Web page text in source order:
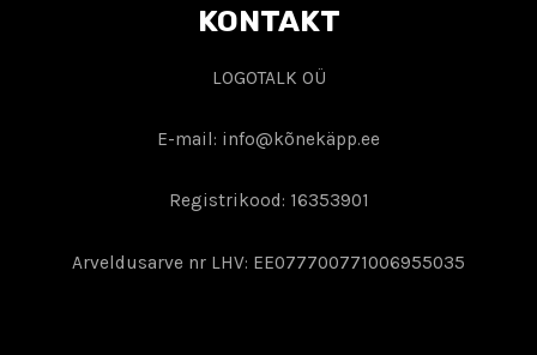
KONTAKT
LOGOTALK OÜ
E-mail: info@kõnekäpp.ee
Registrikood: 16353901
Arveldusarve nr LHV: EE077700771006955035